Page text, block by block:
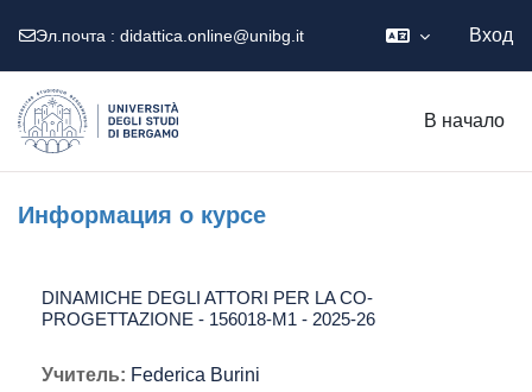
Эл.почта : didattica.online@unibg.it Вход
В начало
Информация о курсе
DINAMICHE DEGLI ATTORI PER LA CO-
PROGETTAZIONE - 156018-M1 - 2025-26
Учитель: Federica Burini